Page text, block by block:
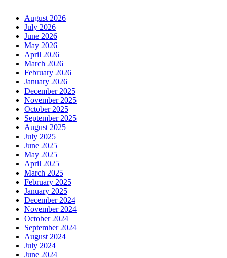
August 2026
July 2026
June 2026
May 2026
April 2026
March 2026
February 2026
January 2026
December 2025
November 2025
October 2025
September 2025
August 2025
July 2025
June 2025
May 2025
April 2025
March 2025
February 2025
January 2025
December 2024
November 2024
October 2024
September 2024
August 2024
July 2024
June 2024